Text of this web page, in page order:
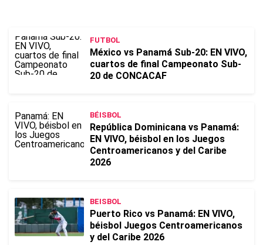
FUTBOL
México vs Panamá Sub-20: EN VIVO,
cuartos de final Campeonato Sub-
20 de CONCACAF
BÉISBOL
República Dominicana vs Panamá:
EN VIVO, béisbol en los Juegos
Centroamericanos y del Caribe
2026
BEISBOL
Puerto Rico vs Panamá: EN VIVO,
béisbol Juegos Centroamericanos
y del Caribe 2026